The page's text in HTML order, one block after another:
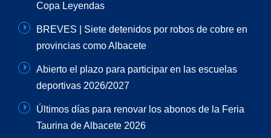
Copa Leyendas
BREVES | Siete detenidos por robos de cobre en
provincias como Albacete
Abierto el plazo para participar en las escuelas
deportivas 2026/2027
Últimos días para renovar los abonos de la Feria
Taurina de Albacete 2026